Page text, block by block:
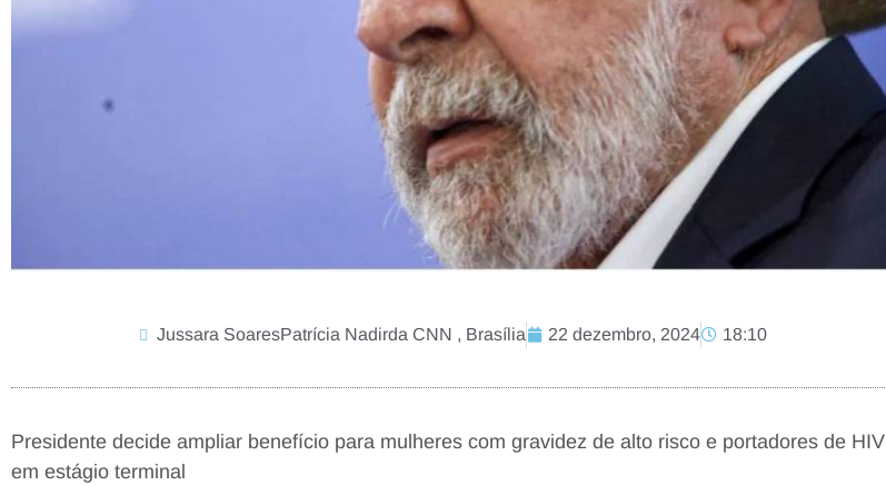
Jussara SoaresPatrícia Nadirda CNN , Brasília 22 dezembro, 2024 18:10
Presidente decide ampliar benefício para mulheres com gravidez de alto risco e portadores de HIV
em estágio terminal